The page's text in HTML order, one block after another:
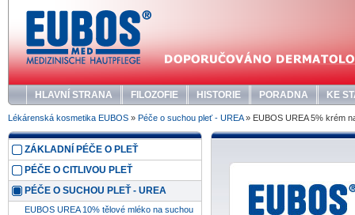
HLAVNÍ STRANA FILOZOFIE HISTORIE PORADNA KE
Lékárenská kosmetika EUBOS » Péče o suchou pleť - UREA» EUBOS UREA 5% krém
ZÁKLADNÍ PÉČE O PLEŤ
PÉČE O CITLIVOU PLEŤ
PÉČE O SUCHOU PLEŤ - UREA
EUBOS UREA 10% tělové mléko na suchou